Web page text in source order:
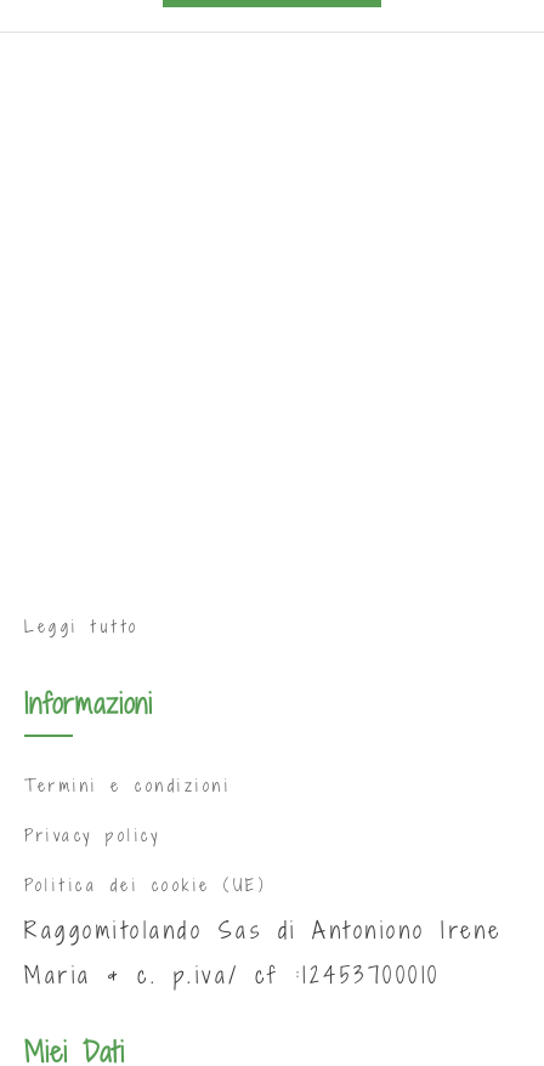
Leggi tutto
Informazioni
Termini e condizioni
Privacy policy
Politica dei cookie (UE)
Raggomitolando Sas di Antoniono Irene
Maria & c. p.iva/ cf :12453700010
Miei Dati